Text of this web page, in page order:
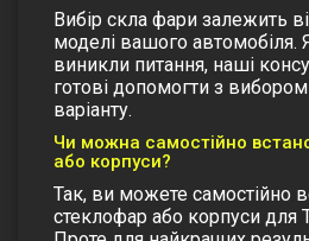
Вибір скла фари залежить
моделі вашого автомобіля.
виникли питання, наші
готові допомогти з
варіанту.
Чи можна самостійно
або корпуси?
Так, ви можете самостійно
стеклофар або корпуси для